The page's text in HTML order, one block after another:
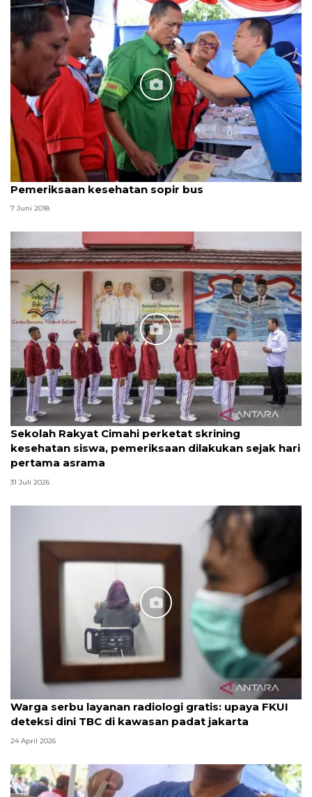
Pemeriksaan kesehatan sopir bus
7 Juni 2018
Sekolah Rakyat Cimahi perketat skrining
kesehatan siswa, pemeriksaan dilakukan sejak hari
pertama asrama
31 Juli 2026
Warga serbu layanan radiologi gratis: upaya FKUI
deteksi dini TBC di kawasan padat jakarta
24 April 2026